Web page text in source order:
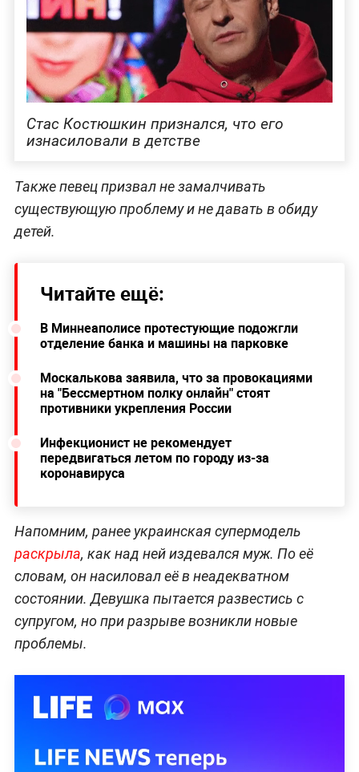
Стас Костюшкин признался, что его
изнасиловали в детстве
Также певец призвал не замалчивать
существующую проблему и не давать в обиду
детей.
Читайте ещё:
В Миннеаполисе протестующие подожгли
отделение банка и машины на парковке
Москалькова заявила, что за провокациями
на "Бессмертном полку онлайн" стоят
противники укрепления России
Инфекционист не рекомендует
передвигаться летом по городу из-за
коронавируса
Напомним, ранее украинская супермодель
раскрыла, как над ней издевался муж. По её
словам, он насиловал её в неадекватном
состоянии. Девушка пытается развестись с
супругом, но при разрыве возникли новые
проблемы.